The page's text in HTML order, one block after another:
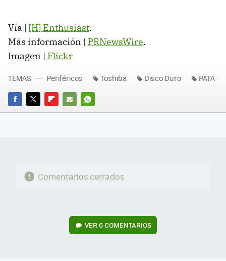
Vía | [H] Enthusiast.
Más información | PRNewsWire.
Imagen | Flickr
FACEBOOK
TWITTERFLIPBOARD
E-
WHATSAPP
TEMAS Periféricos Toshiba Disco Duro PATA
Comentarios cerrados
VER6 COMENTARIOS